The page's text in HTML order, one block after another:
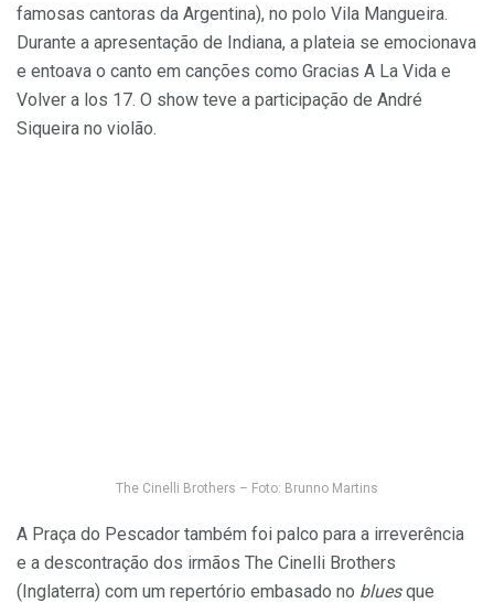
famosas cantoras da Argentina), no polo Vila Mangueira.
Durante a apresentação de Indiana, a plateia se emocionava
e entoava o canto em canções como Gracias A La Vida e
Volver a los 17. O show teve a participação de André
Siqueira no violão.
The Cinelli Brothers – Foto: Brunno Martins
A Praça do Pescador também foi palco para a irreverência
e a descontração dos irmãos The Cinelli Brothers
(Inglaterra) com um repertório embasado no bluesque